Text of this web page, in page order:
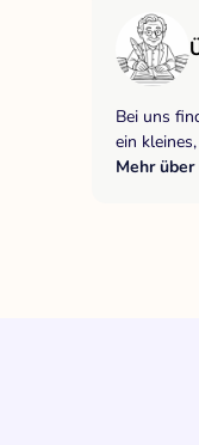
Bei uns
ein
Mehr über